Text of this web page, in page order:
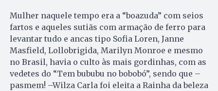
Mulher naquele tempo era a “boazuda” com seios
fartos e aqueles sutiãs com armação de ferro para
levantar tudo e ancas tipo Sofia Loren, Janne
Masfield, Lollobrigida, Marilyn Monroe e mesmo
no Brasil, havia o culto às mais gordinhas, com as
vedetes do “Tem bububu no bobobó”, sendo que –
pasmem! –Wilza Carla foi eleita a Rainha da beleza